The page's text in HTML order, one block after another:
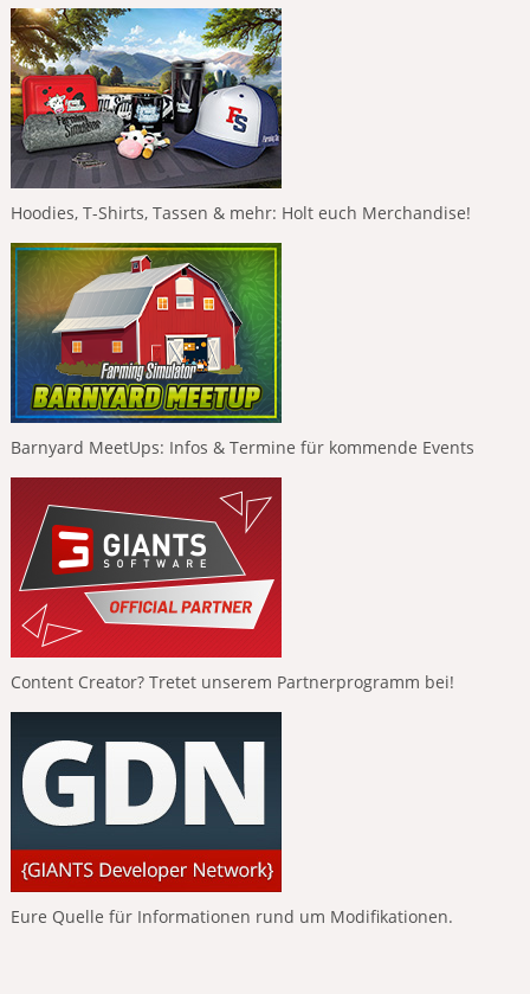
Hoodies, T-Shirts, Tassen & mehr: Holt euch Merchandise!
Barnyard MeetUps: Infos & Termine für kommende Events
Content Creator? Tretet unserem Partnerprogramm bei!
Eure Quelle für Informationen rund um Modifikationen.